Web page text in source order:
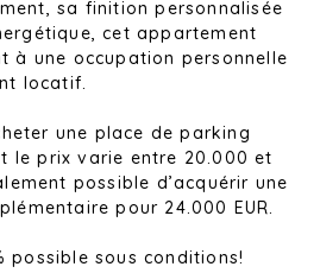
sa finition personnalisée
cet appartement
à une occupation personnelle
locatif.
une place de parking
le prix varie entre 20.000 et
possible d’acquérir une
pour 24.000 EUR.
possible sous conditions!